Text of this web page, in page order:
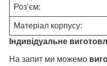
Роз’єм:
Матеріал корпусу:
Індивідуальне
На запит ми можемо